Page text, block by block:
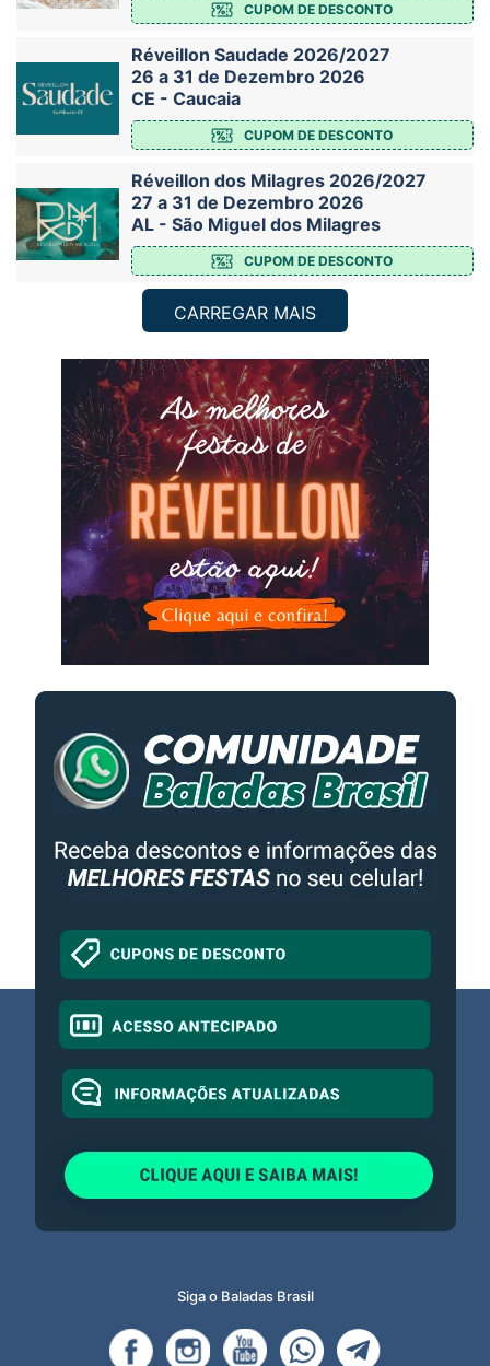
CUPOM DE DESCONTO
Réveillon Saudade 2026/2027
26 a 31 de Dezembro 2026
CE - Caucaia
CUPOM DE DESCONTO
Réveillon dos Milagres 2026/2027
27 a 31 de Dezembro 2026
AL - São Miguel dos Milagres
CUPOM DE DESCONTO
CARREGAR MAIS
Siga o Baladas Brasil